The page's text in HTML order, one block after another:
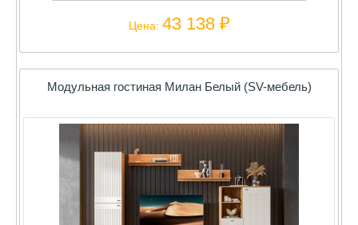
Цена: 43 138 ₽
Модульная гостиная Милан Белый (SV-мебель)